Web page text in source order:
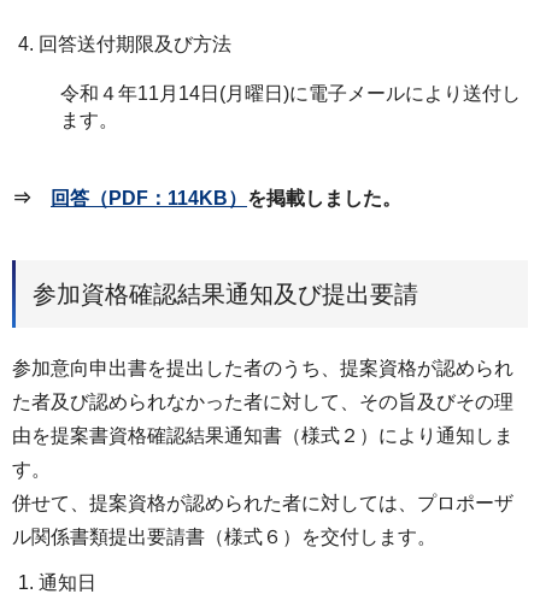
回答送付期限及び方法
令和４年11月14日(月曜日)に電子メールにより送付し
ます。
⇒ 回答 （PDF：114KB） を掲載しました。
参加資格確認結果通知及び提出要請
参加意向申出書を提出した者のうち、提案資格が認められ
た者及び認められなかった者に対して、その旨及びその理
由を提案書資格確認結果通知書（様式２）により通知しま
す。
併せて、提案資格が認められた者に対しては、プロポーザ
ル関係書類提出要請書（様式６）を交付します。
通知日